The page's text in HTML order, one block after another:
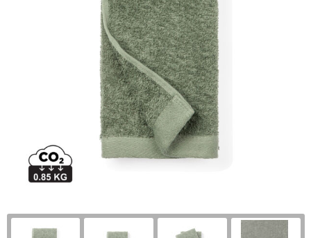
Beurs en evenementen
Bloemen en planten